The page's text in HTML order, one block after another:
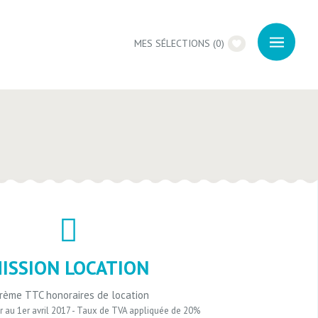
MES SÉLECTIONS (0)
LOCATION
TTC honoraires de location
au 1er avril 2017 - Taux de TVA appliquée de 20%